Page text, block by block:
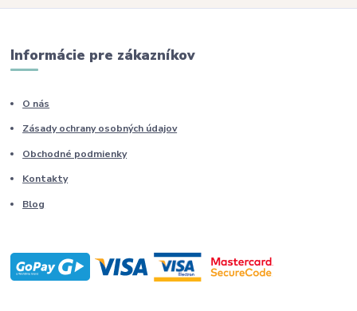
Informácie pre zákazníkov
O nás
Zásady ochrany osobných údajov
Obchodné podmienky
Kontakty
Blog